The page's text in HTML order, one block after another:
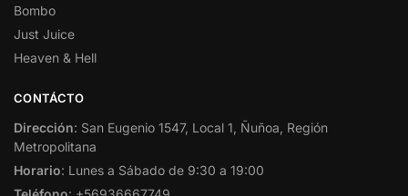
Bombo
Just Juice
Heaven & Hell
CONTÁCTO
Dirección: San Eugenio 1547, Local 1, Ñuñoa, Región
Metropolitana
Horario: Lunes a Sábado de 9:30 a 19:00